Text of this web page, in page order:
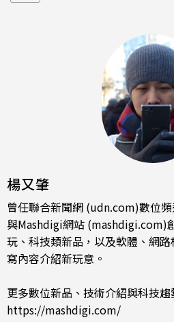
楊又肇
曾任聯合新聞網 (udn.com)數位
與Mashdigi網站 (mashdigi.com)
玩、科技類新品，以及軟體、網
寫內容介紹新玩意。
更多數位新品、技術介紹與科技趨
https://mashdigi.com/